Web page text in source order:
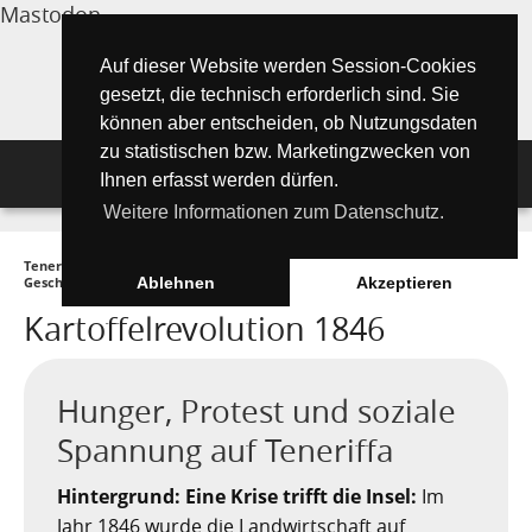
Auf dieser Website werden Session-Cookies
gesetzt, die technisch erforderlich sind. Sie
können aber entscheiden, ob Nutzungsdaten
zu statistischen bzw. Marketingzwecken von
Ihnen erfasst werden dürfen.
Weitere Informationen zum Datenschutz.
Ablehnen Akzeptieren
Mastodon
Navigation
Aktuelle Artikel ►
Tipps für Urlauber
Umwelt & Natur
Geschichte & Geschichten
Tipps für Urlauber
Must See Orte
Santa Cruz de Tenerife
Teno-Gebirge - Masca
Playa de las Teresitas
Playa de las Américas
Wandern auf Teneriffa
Masca-Schlucht
Kontakte für Notfälle
Wissenswertes
Flora
El Drago Milenario
Fauna
Orte und Regionen
Bezirke (Municipios)
Teneriffa
Fuerteventura
Teneriffa Inselmagazin ONLINE
Geschichten
Kartoffelrevolution 1846
Kartoffelrevolution 1846
Hunger, Protest und soziale
Spannung auf Teneriffa
Hintergrund: Eine Krise trifft die Insel: Im
Jahr 1846 wurde die Landwirtschaft auf